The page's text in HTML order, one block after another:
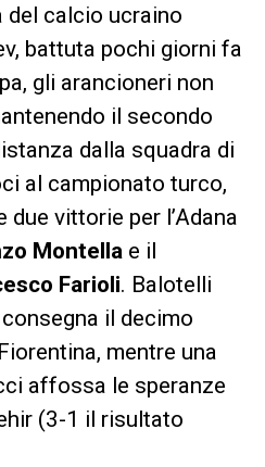
del calcio ucraino
battuta pochi giorni fa
gli arancioneri non
il secondo
dalla squadra di
al campionato turco,
vittorie per l’Adana
Montella e il
Farioli. Balotelli
il decimo
mentre una
affossa le speranze
(3-1 il risultato